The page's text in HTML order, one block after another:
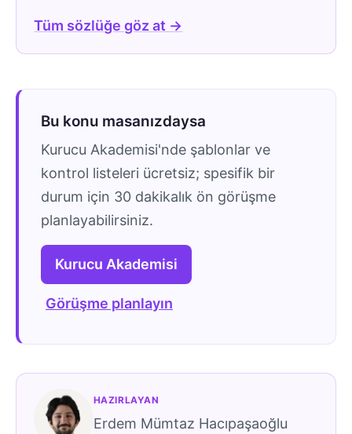
Tüm sözlüğe göz at →
Bu konu masanızdaysa
Kurucu Akademisi'nde şablonlar ve
kontrol listeleri ücretsiz; spesifik bir
durum için 30 dakikalık ön görüşme
planlayabilirsiniz.
Kurucu Akademisi
Görüşme planlayın
HAZIRLAYAN
Erdem Mümtaz Hacıpaşaoğlu